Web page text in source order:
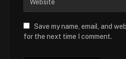
Save my name, email, and
for the next time I comment.